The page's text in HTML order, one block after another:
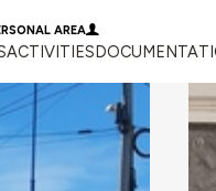
AREA
ACTIVITIES